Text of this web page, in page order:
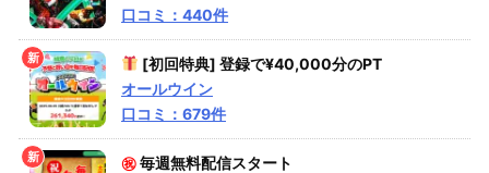
口コミ：440件
[初回特典] 登録で¥40,000分のPT
オールウイン
口コミ：679件
㊗毎週無料配信スタート